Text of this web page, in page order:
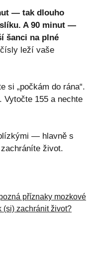
— tak dlouho
A 90 minut —
šanci na plné
leží vaše
si „počkám do rána“.
155 a nechte
— hlavně s
život.
příznaky mozkové
(si) zachránit život?